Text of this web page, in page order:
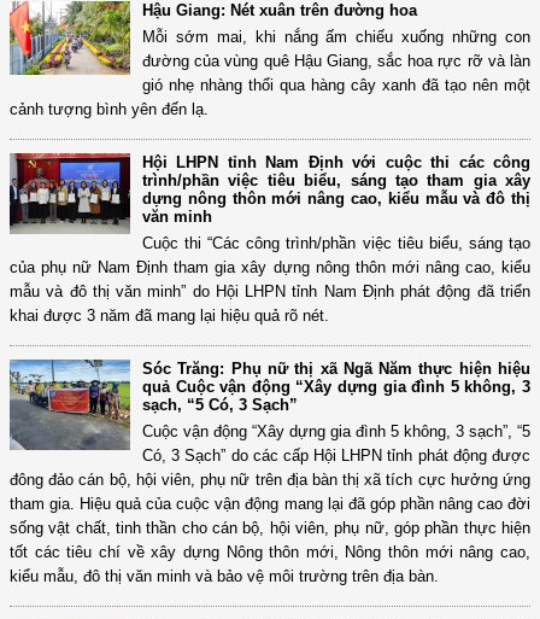
Hậu Giang: Nét xuân trên đường hoa
Mỗi sớm mai, khi nắng ấm chiếu xuống những con
đường của vùng quê Hậu Giang, sắc hoa rực rỡ và làn
gió nhẹ nhàng thổi qua hàng cây xanh đã tạo nên một
cảnh tượng bình yên đến lạ.
Hội LHPN tỉnh Nam Định với cuộc thi các công
trình/phần việc tiêu biểu, sáng tạo tham gia xây
dựng nông thôn mới nâng cao, kiểu mẫu và đô thị
văn minh
Cuộc thi “Các công trình/phần việc tiêu biểu, sáng tạo
của phụ nữ Nam Định tham gia xây dựng nông thôn mới nâng cao, kiểu
mẫu và đô thị văn minh” do Hội LHPN tỉnh Nam Định phát động đã triển
khai được 3 năm đã mang lại hiệu quả rõ nét.
Sóc Trăng: Phụ nữ thị xã Ngã Năm thực hiện hiệu
quả Cuộc vận động “Xây dựng gia đình 5 không, 3
sạch, “5 Có, 3 Sạch”
Cuộc vận động “Xây dựng gia đình 5 không, 3 sạch”, “5
Có, 3 Sạch” do các cấp Hội LHPN tỉnh phát động được
đông đảo cán bộ, hội viên, phụ nữ trên địa bàn thị xã tích cực hưởng ứng
tham gia. Hiệu quả của cuộc vận động mang lại đã góp phần nâng cao đời
sống vật chất, tinh thần cho cán bộ, hội viên, phụ nữ, góp phần thực hiện
tốt các tiêu chí về xây dựng Nông thôn mới, Nông thôn mới nâng cao,
kiểu mẫu, đô thị văn minh và bảo vệ môi trường trên địa bàn.